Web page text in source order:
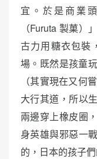
宜。於是商業
（Furuta 製菓
古力用糖衣包裝
場。既然是孩童
（其實現在又何
大行其道，所以
兩邊穿上橡皮圈
身英雄與邪惡一
的，日本的孩子